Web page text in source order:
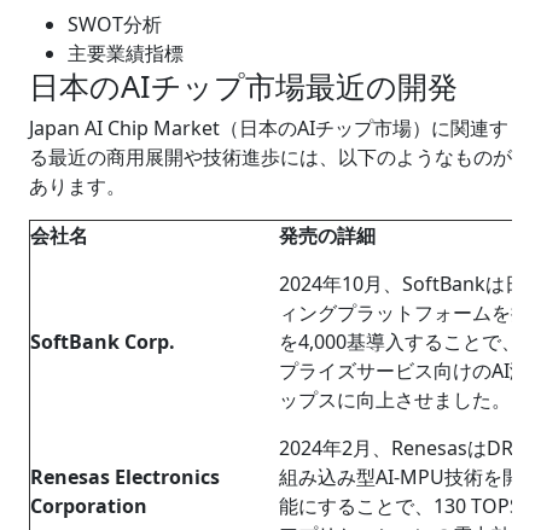
SWOT分析
主要業績指標
日本のAIチップ市場最近の開発
Japan AI Chip Market（日本のAIチップ市場）に関連す
る最近の商用展開や技術進歩には、以下のようなものが
あります。
会社名
発売の詳細
SoftBank Corp.
2024年10月、SoftBankは日
ィングプラットフォームを
を4,000基導入することで、
プライズサービス向けのAI演
ップスに向上させました。
Renesas Electronics
Corporation
2024年2月、RenesasはDRP
組み込み型AI-MPU技術を開
能にすることで、130 TOPS